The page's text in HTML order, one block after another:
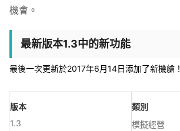
機會。
最新版本1.3中的新功能
最後一次更新於2017年6月14日添加了新機艙！
版本
1.3
類別
模擬經營